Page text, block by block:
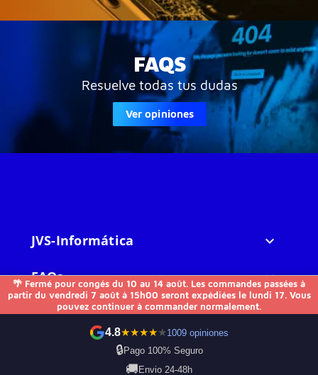
🌴 Fermé pour congés du 10 au 14 août. Les commandes passées à
partir du vendredi 7 août à 15h00 seront expédiées le lundi 17. Vous
pouvez continuer à commander normalement.
4.8★★★★★1009 opiniones
🔒Pago 100% Seguro
🚚 Envio 24-48h
FAQS
Resuelve todas tus dudas
Ver opiniones
JVS-Informática 
FAQs 
Otros 
Contactez-nous